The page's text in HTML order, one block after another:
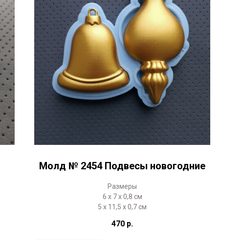
Молд № 2454 Подвесы новогодние
Размеры
6 х 7 х 0,8 см
5 х 11,5 х 0,7 см
470 р.